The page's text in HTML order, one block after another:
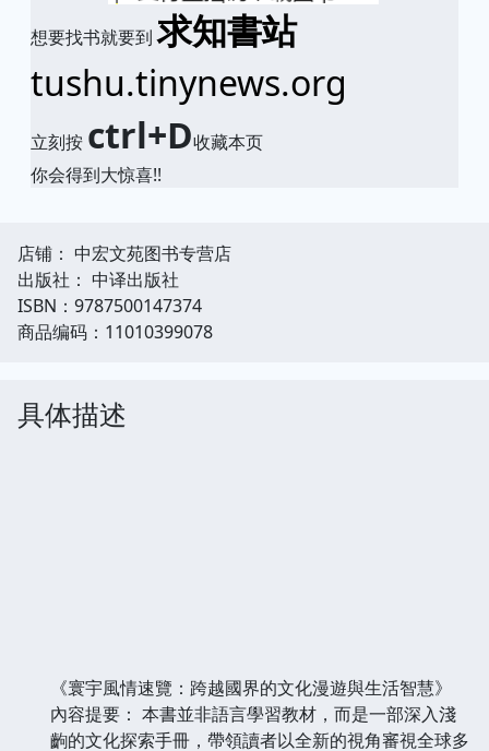
想要找书就要到求知書站
tushu.tinynews.org
立刻按 ctrl+D收藏本页
你会得到大惊喜!!
店铺： 中宏文苑图书专营店
出版社： 中译出版社
ISBN：9787500147374
商品编码：11010399078
具体描述
《寰宇風情速覽：跨越國界的文化漫遊與生活智慧》
內容提要： 本書並非語言學習教材，而是一部深入淺
齣的文化探索手冊，帶領讀者以全新的視角審視全球多